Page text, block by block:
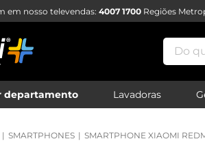
em nosso televendas: 4007 1700 Regiões
Do que
departamento Lavadoras
SMARTPHONES SMARTPHONE XIAOMI